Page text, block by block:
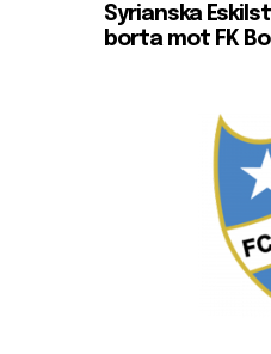
Syrianska
borta mot FK